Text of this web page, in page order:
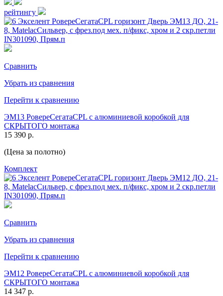
рейтингу
Сравнить
Убрать из сравнения
Перейти к сравнению
ЭМ13 РовереСегатаCPL с алюминиевой коробкой для
СКРЫТОГО монтажа
15 390 р.
(Цена за полотно)
Комплект
Сравнить
Убрать из сравнения
Перейти к сравнению
ЭМ12 РовереСегатаCPL с алюминиевой коробкой для
СКРЫТОГО монтажа
14 347 р.